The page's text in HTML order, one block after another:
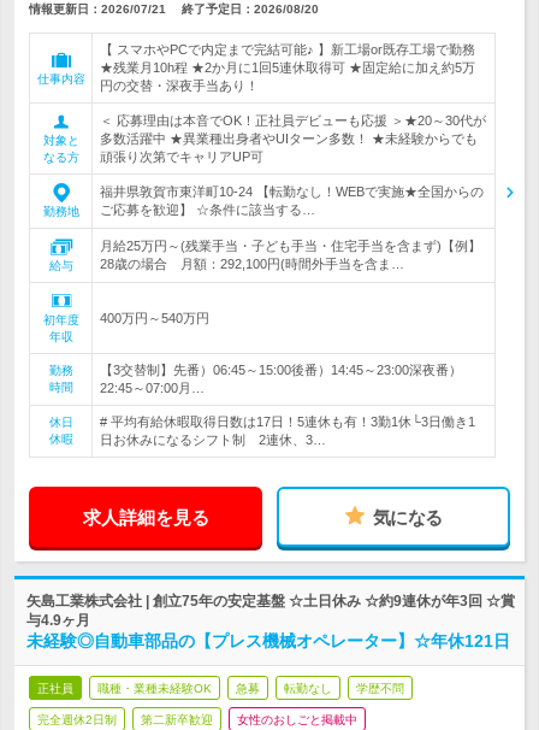
情報更新日：2026/07/21 終了予定日： 2026/08/20
仕事内容
【 スマホやPCで内定まで完結可能♪ 】新工場or既存工場で勤務
★残業月10h程 ★2か月に1回5連休取得可 ★固定給に加え約5万
円の交替・深夜手当あり！
対象と
なる方
＜ 応募理由は本音でOK！正社員デビューも応援 ＞★20～30代が
多数活躍中 ★異業種出身者やUIターン多数！ ★未経験からでも
頑張り次第でキャリアUP可
勤務地
福井県敦賀市東洋町10-24 【転勤なし！WEBで実施★全国からの
ご応募を歓迎】 ☆条件に該当する…
給与
月給25万円～(残業手当・子ども手当・住宅手当を含まず)【例】
28歳の場合 月額：292,100円(時間外手当を含ま…
初年度
年収
400万円～540万円
勤務
時間
【3交替制】先番）06:45～15:00後番）14:45～23:00深夜番）
22:45～07:00月…
休日
休暇
# 平均有給休暇取得日数は17日！5連休も有！3勤1休└3日働き1
日お休みになるシフト制 2連休、3…
求人詳細を見る 気になる
矢島工業株式会社 | 創立75年の安定基盤 ☆土日休み ☆約9連休が年3回 ☆賞
与4.9ヶ月
未経験◎自動車部品の【プレス機械オペレーター】☆年休121日
正社員 職種・業種未経験OK 急募 転勤なし 学歴不問
完全週休2日制 第二新卒歓迎 女性のおしごと掲載中